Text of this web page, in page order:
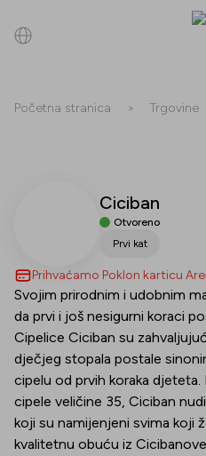
Događanja
Početna stranica > Trgovine
Ciciban
Otvoreno
Prvi kat
Prihvaćamo Poklon karticu
Svojim prirodnim i udobnim
da prvi i još nesigurni koraci
Cipelice Ciciban su
dječjeg stopala postale
cipelu od prvih koraka
cipele veličine 35, Ciciban
koji su namijenjeni svima koji
kvalitetnu obuću iz